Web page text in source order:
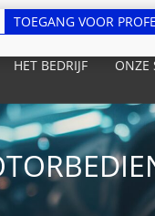
TOEGANG VOOR
HET BEDRIJF ONZE